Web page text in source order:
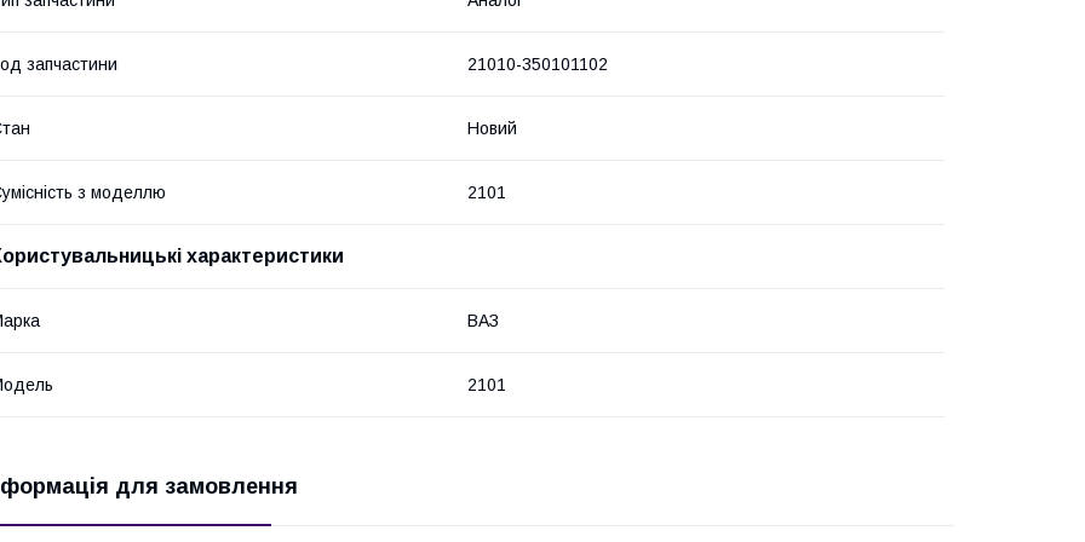
запчастини 21010-350101102
Новий
з моделлю 2101
характеристики
ВАЗ
2101
для замовлення